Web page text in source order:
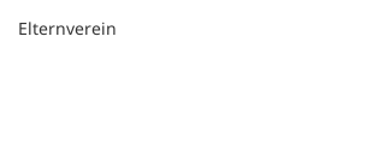
Elternverein